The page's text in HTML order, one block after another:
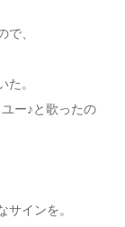
、
。
ー♪と歌ったの
インを。